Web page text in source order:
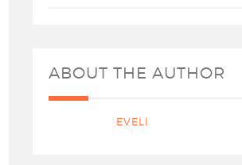
ABOUT THE AUTHOR
EVELI